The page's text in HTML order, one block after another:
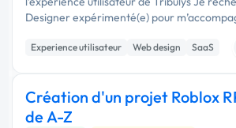
Designer expérimenté(e) pour
refonte de l’interface visuelle et
l’expérience utilisateur de Tr...
Experience utilisateur Web design SaaS
Création d'un projet Roblox
de A-Z